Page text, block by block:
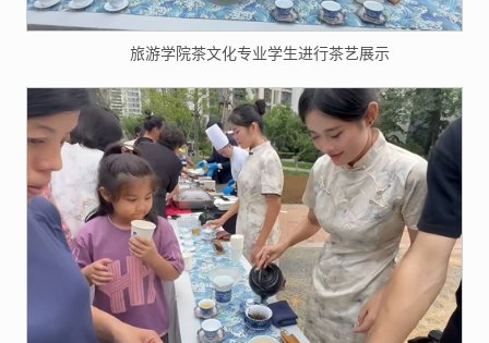
旅游学院茶文化专业学生进行茶艺展示